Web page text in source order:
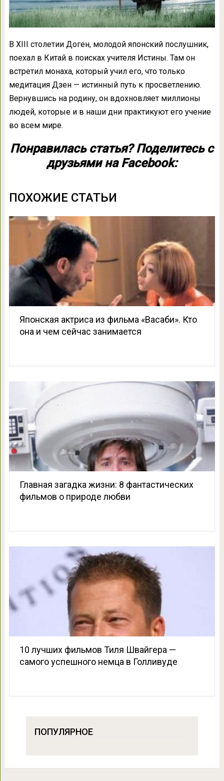
В XIII столетии Доген, молодой японский послушник,
поехал в Китай в поисках учителя Истины. Там он
встретил монаха, который учил его, что только
медитация Дзен — истинный путь к просветлению.
Вернувшись на родину, он вдохновляет миллионы
людей, которые и в наши дни практикуют его учение
во всем мире.
Понравилась статья? Поделитесь с
друзьями на Facebook:
ПОХОЖИЕ СТАТЬИ
Японская актриса из фильма «Васаби». Кто
она и чем сейчас занимается
Главная загадка жизни: 8 фантастических
фильмов о природе любви
10 лучших фильмов Тиля Швайгера —
самого успешного немца в Голливуде
ПОПУЛЯРНОЕ